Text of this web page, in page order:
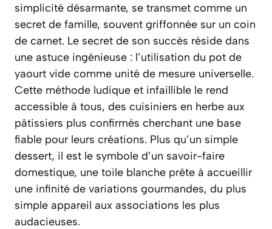
simplicité désarmante, se transmet comme un
secret de famille, souvent griffonnée sur un coin
de carnet. Le secret de son succès réside dans
une astuce ingénieuse : l’utilisation du pot de
yaourt vide comme unité de mesure universelle.
Cette méthode ludique et infaillible le rend
accessible à tous, des cuisiniers en herbe aux
pâtissiers plus confirmés cherchant une base
fiable pour leurs créations. Plus qu’un simple
dessert, il est le symbole d’un savoir-faire
domestique, une toile blanche prête à accueillir
une infinité de variations gourmandes, du plus
simple appareil aux associations les plus
audacieuses.